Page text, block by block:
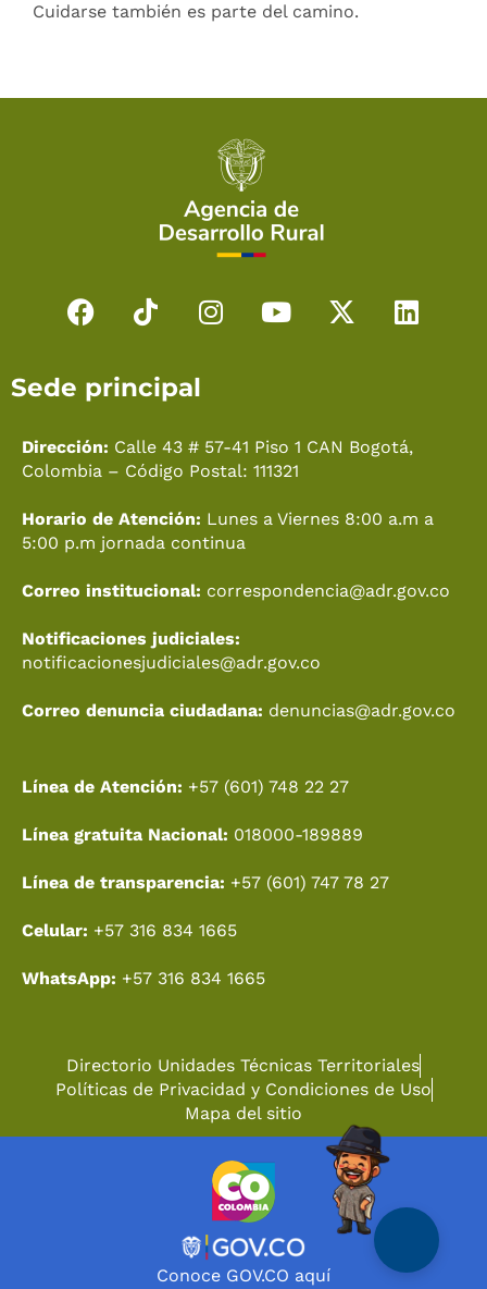
Cuidarse también es parte del camino.
F
e
o
o
T
t
k
I
g
r
m
Y
b
e
X
t
r
L
d
Sede principal
Dirección: Calle 43 # 57-41 Piso 1 CAN Bogotá,
Colombia – Código Postal: 111321
Horario de Atención: Lunes a Viernes 8:00 a.m a
5:00 p.m jornada continua
Correo institucional: correspondencia@adr.gov.co
Notificaciones judiciales:
notificacionesjudiciales@adr.gov.co
Correo denuncia ciudadana: denuncias@adr.gov.co
Línea de Atención: +57 (601) 748 22 27
Línea gratuita Nacional: 018000-189889
Línea de transparencia: +57 (601) 747 78 27
Celular: +57 316 834 1665
WhatsApp: +57 316 834 1665
Directorio Unidades Técnicas Territoriales
Políticas de Privacidad y Condiciones de Uso
Mapa del sitio
Conoce GOV.CO aquí